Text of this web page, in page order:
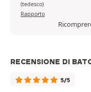
(tedesco)
Rapporto
RECENSIONE DI
5/5